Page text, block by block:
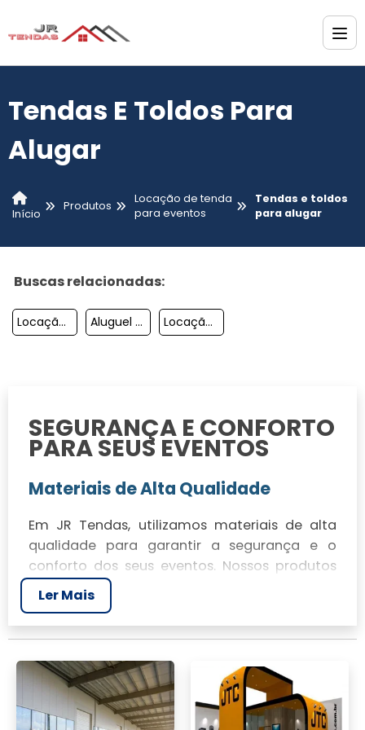
Tendas E Toldos Para
Alugar
Início
Produtos
Locação de tenda
para eventos
Tendas e toldos
para alugar
Buscas relacionadas:
Locação De Tendas Campinas Aluguel De Tendas Em Salto Sp Locação De Tendas Sp
SEGURANÇA E CONFORTO
PARA SEUS EVENTOS
Materiais de Alta Qualidade
Em JR Tendas, utilizamos materiais de alta
qualidade para garantir a segurança e o
conforto dos seus eventos. Nossos produtos
passam por rigorosos testes para garantir a
durabilidade e a resistência necessárias.
Garantia de Durabilidade
Oferecemos garantia de durabilidade em
nossas tendas e toldos, assegurando que
você possa confiar em nossos produtos para
Ler Mais